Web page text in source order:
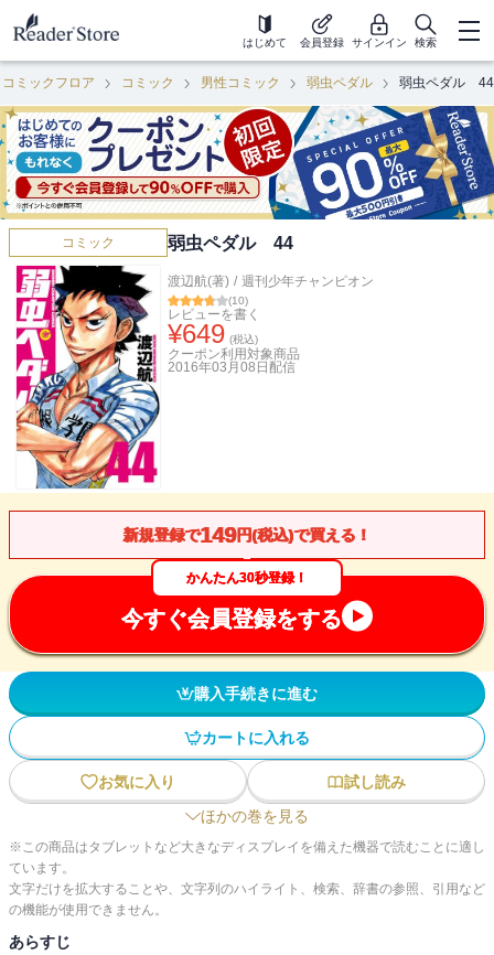
はじめて 会員登録 サインイン 検索
コミックフロア コミック 男性コミック 弱虫ペダル 弱虫ペダル 44
コミック 弱虫ペダル 44
渡辺航(著) / 週刊少年チャンピオン
(10)
レビューを書く
¥649 (税込)
クーポン利用対象商品
2016年03月08日 配信
新規登録で149円(税込)で買える！
かんたん30秒登録！
今すぐ会員登録をする
購入手続きに進む
カートに入れる
お気に入り
試し読み
ほかの巻を見る
※この商品はタブレットなど大きなディスプレイを備えた機器で読むことに適し
ています。
文字だけを拡大することや、文字列のハイライト、検索、辞書の参照、引用など
の機能が使用できません。
あらすじ